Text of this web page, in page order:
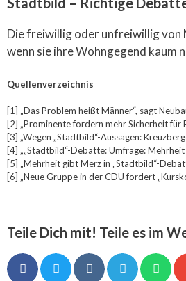
Die freiwillig oder unfreiwillig von
wenn sie ihre Wohngegend kaum
Quellenverzeichnis
[1] „Das Problem heißt Männer“, sagt
[2] „Prominente fordern mehr Sicherheit
[3] „Wegen „Stadtbild“-Aussagen:
[4] „„Stadtbild“-Debatte: Umfrage:
[5] „Mehrheit gibt Merz in „Stadtbild“-
[6] „Neue Gruppe in der CDU fordert
Teile Dich mit! Teile es im